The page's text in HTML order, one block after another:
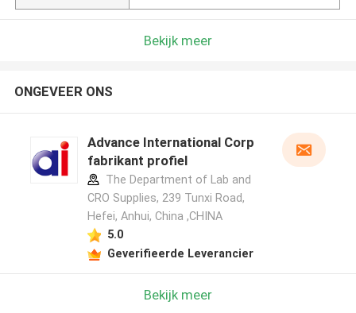
Bekijk meer
ONGEVEER ONS
Advance International Corp
fabrikant profiel
The Department of Lab and
CRO Supplies, 239 Tunxi Road,
Hefei, Anhui, China ,CHINA
5.0
Geverifieerde Leverancier
Bekijk meer